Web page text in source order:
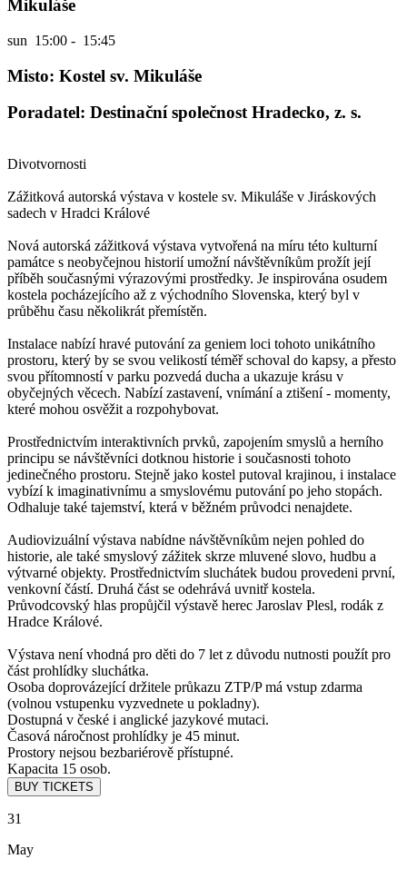
Mikuláše
sun 15:00 - 15:45
Misto: Kostel sv. Mikuláše
Poradatel: Destinační společnost Hradecko, z. s.
Divotvornosti
Zážitková autorská výstava v kostele sv. Mikuláše v Jiráskových
sadech v Hradci Králové
Nová autorská zážitková výstava vytvořená na míru této kulturní
památce s neobyčejnou historií umožní návštěvníkům prožít její
příběh současnými výrazovými prostředky. Je inspirována osudem
kostela pocházejícího až z východního Slovenska, který byl v
průběhu času několikrát přemístěn.
Instalace nabízí hravé putování za geniem loci tohoto unikátního
prostoru, který by se svou velikostí téměř schoval do kapsy, a přesto
svou přítomností v parku pozvedá ducha a ukazuje krásu v
obyčejných věcech. Nabízí zastavení, vnímání a ztišení - momenty,
které mohou osvěžit a rozpohybovat.
Prostřednictvím interaktivních prvků, zapojením smyslů a herního
principu se návštěvníci dotknou historie i současnosti tohoto
jedinečného prostoru. Stejně jako kostel putoval krajinou, i instalace
vybízí k imaginativnímu a smyslovému putování po jeho stopách.
Odhaluje také tajemství, která v běžném průvodci nenajdete.
Audiovizuální výstava nabídne návštěvníkům nejen pohled do
historie, ale také smyslový zážitek skrze mluvené slovo, hudbu a
výtvarné objekty. Prostřednictvím sluchátek budou provedeni první,
venkovní částí. Druhá část se odehrává uvnitř kostela.
Průvodcovský hlas propůjčil výstavě herec Jaroslav Plesl, rodák z
Hradce Králové.
Výstava není vhodná pro děti do 7 let z důvodu nutnosti použít pro
část prohlídky sluchátka.
Osoba doprovázející držitele průkazu ZTP/P má vstup zdarma
(volnou vstupenku vyzvednete u pokladny).
Dostupná v české i anglické jazykové mutaci.
Časová náročnost prohlídky je 45 minut.
Prostory nejsou bezbariérově přístupné.
Kapacita 15 osob.
31
May